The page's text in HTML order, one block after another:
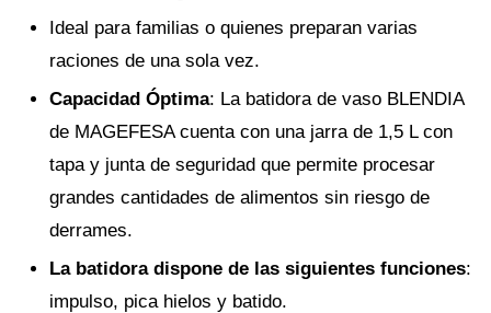
Ideal para familias o quienes preparan varias
raciones de una sola vez.
Capacidad Óptima: La batidora de vaso BLENDIA
de MAGEFESA cuenta con una jarra de 1,5 L con
tapa y junta de seguridad que permite procesar
grandes cantidades de alimentos sin riesgo de
derrames.
La batidora dispone de las siguientes funciones:
impulso, pica hielos y batido.